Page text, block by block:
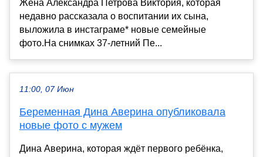
Жена Александра Петрова Виктория, которая
недавно рассказала о воспитании их сына,
выложила в инстаграме* новые семейные
фото.На снимках 37-летний Пе...
11:00, 07 Июн
Беременная Дина Аверина опубликовала
новые фото с мужем
Дина Аверина, которая ждёт первого ребёнка,